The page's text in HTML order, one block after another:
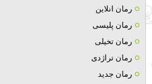
رمان انلاین
رمان پلیسی
رمان تخیلی
رمان تراژدی
رمان جدید